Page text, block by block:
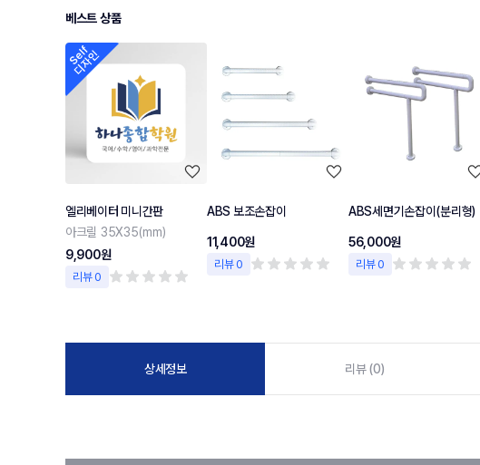
베스트 상품
엘리베이터 미니간판
아크릴 35X35(mm)
9,900원
리뷰 0
ABS 보조손잡이
11,400원
리뷰 0
ABS세면기손잡이(분리형)
56,000원
리뷰 0
상세정보 리뷰 (0)